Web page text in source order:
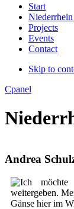
Start
Projects
Events
Contact
Skip to
Font Size
Increase
Decrease
Cpanel
Andrea
Ich möchte
weitergeben.
Gänse hier im